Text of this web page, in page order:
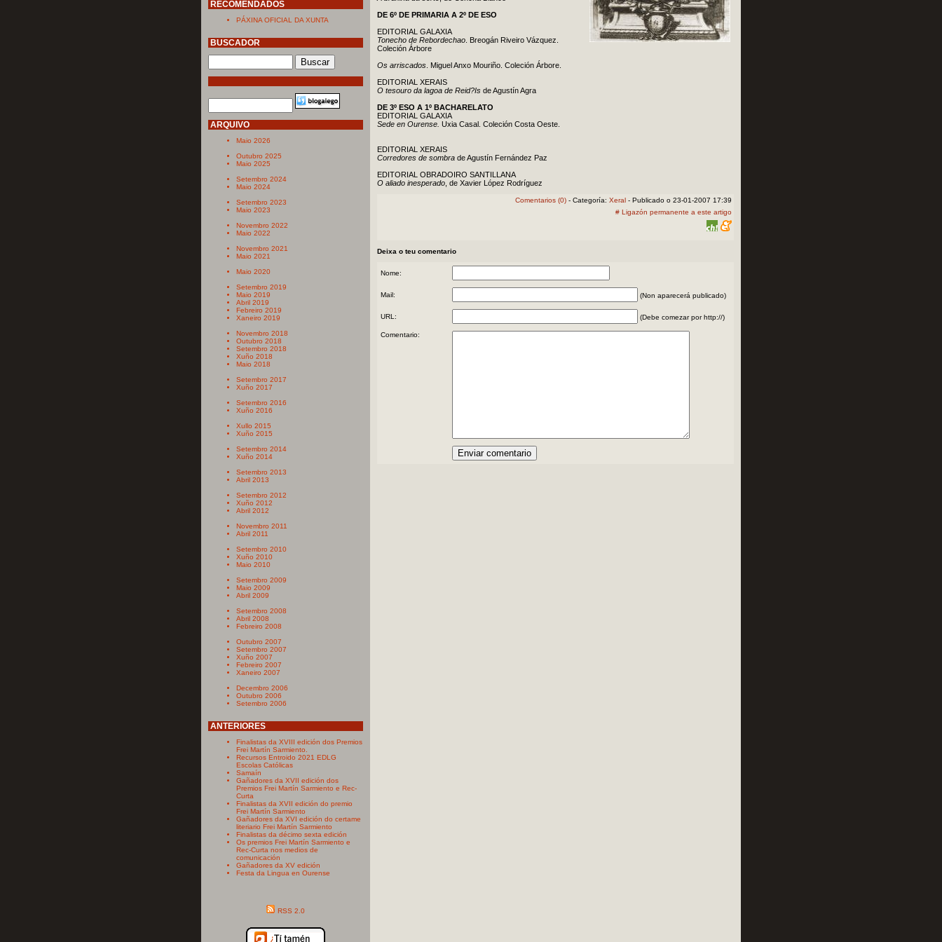
RECOMENDADOS
PÁXINA OFICIAL DA XUNTA
BUSCADOR
ARQUIVO
Maio 2026
Outubro 2025
Maio 2025
Setembro 2024
Maio 2024
Setembro 2023
Maio 2023
Novembro 2022
Maio 2022
Novembro 2021
Maio 2021
Maio 2020
Setembro 2019
Maio 2019
Abril 2019
Febreiro 2019
Xaneiro 2019
Novembro 2018
Outubro 2018
Setembro 2018
Xuño 2018
Maio 2018
Setembro 2017
Xuño 2017
Setembro 2016
Xuño 2016
Xullo 2015
Xuño 2015
Setembro 2014
Xuño 2014
Setembro 2013
Abril 2013
Setembro 2012
Xuño 2012
Abril 2012
Novembro 2011
Abril 2011
Setembro 2010
Xuño 2010
Maio 2010
Setembro 2009
Maio 2009
Abril 2009
Setembro 2008
Abril 2008
Febreiro 2008
Outubro 2007
Setembro 2007
Xuño 2007
Febreiro 2007
Xaneiro 2007
Decembro 2006
Outubro 2006
Setembro 2006
ANTERIORES
Finalistas da XVIII edición dos Premios
Frei Martín Sarmiento.
Recursos Entroido 2021 EDLG
Escolas Católicas
Samaín
Gañadores da XVII edición dos
Premios Frei Martín Sarmiento e Rec-
Curta
Finalistas da XVII edición do premio
Frei Martín Sarmiento
Gañadores da XVI edición do certame
literiario Frei Martín Sarmiento
Finalistas da décimo sexta edición
Os premios Frei Martín Sarmiento e
Rec-Curta nos medios de
comunicación
Gañadores da XV edición
Festa da Lingua en Ourense
RSS 2.0
DE 6º DE PRIMARIA A 2º DE ESO
EDITORIAL GALAXIA
Tonecho de Rebordechao . Breogán Riveiro Vázquez.
Coleción Árbore
Os arriscados . Miguel Anxo Mouriño. Coleción Árbore.
EDITORIAL XERAIS
O tesouro da lagoa de Reid?Is de Agustín Agra
DE 3º ESO A 1º BACHARELATO
EDITORIAL GALAXIA
Sede en Ourense. Uxia Casal. Coleción Costa Oeste.
EDITORIAL XERAIS
Corredores de sombra de Agustín Fernández Paz
EDITORIAL OBRADOIRO SANTILLANA
O aliado inesperado , de Xavier López Rodríguez
Comentarios (0) - Categoría: Xeral - Publicado o 23-01-2007 17:39
# Ligazón permanente a este artigo
Deixa o teu comentario
Nome:
Mail: (Non aparecerá publicado)
URL: (Debe comezar por http://)
Comentario: